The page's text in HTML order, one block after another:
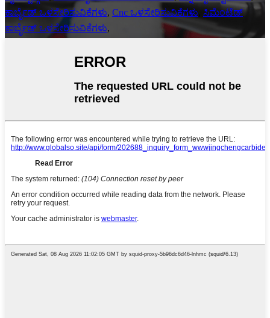
ಕಾರ್ಬೈಡ್ ಒಳಸೇರಿಸುವಿಕೆಗಳು, Cnc ಒಳಸೇರಿಸುವಿಕೆಗಳು ಸಿಮೆಂಟೆಡ್
ಕಾರ್ಬೈಡ್ ಒಳಸೇರಿಸುವಿಕೆಗಳು,